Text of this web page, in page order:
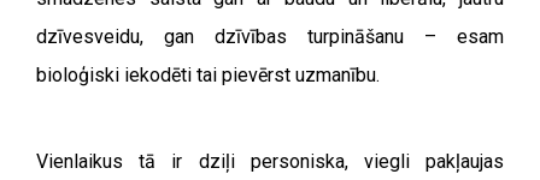
dzīvesveidu, gan dzīvības turpināšanu – esam
bioloģiski iekodēti tai pievērst uzmanību.
Vienlaikus tā ir dziļi personiska, viegli pakļaujas